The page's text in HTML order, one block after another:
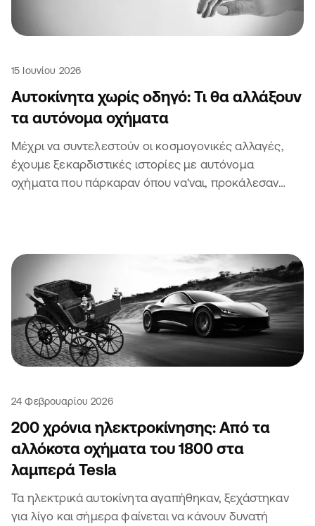
15 Ιουνίου 2026
Αυτοκίνητα χωρίς οδηγό: Τι θα αλλάξουν
τα αυτόνομα οχήματα
Μέχρι να συντελεστούν οι κοσμογονικές αλλαγές,
έχουμε ξεκαρδιστικές ιστορίες με αυτόνομα
οχήματα που πάρκαραν όπου να'ναι, προκάλεσαν
24 Φεβρουαρίου 2026
200 χρόνια ηλεκτροκίνησης: Από τα
αλλόκοτα οχήματα του 1800 στα
λαμπερά Tesla
Τα ηλεκτρικά αυτοκίνητα αγαπήθηκαν, ξεχάστηκαν
για λίγο και σήμερα φαίνεται να κάνουν δυνατή